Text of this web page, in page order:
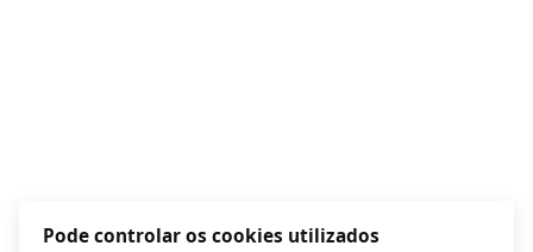
Pode controlar os cookies utilizados